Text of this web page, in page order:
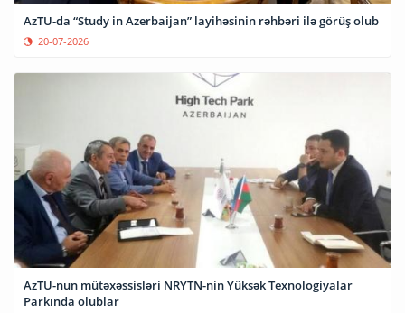
AzTU-da “Study in Azerbaijan” layihəsinin rəhbəri ilə görüş olub
20-07-2026
AzTU-nun mütəxəssisləri NRYTN-nin Yüksək Texnologiyalar
Parkında olublar